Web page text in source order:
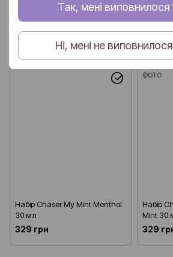
Так, мені виповнилося
Ні, мені не
Набір Chaser My Mint Menthol
30 мл
329 грн
Набір
Mint 30
329